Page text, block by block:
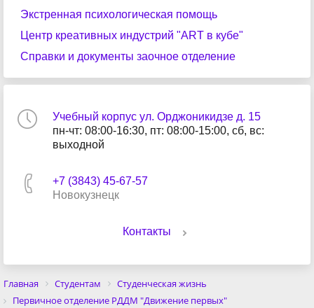
Экстренная психологическая помощь
Центр креативных индустрий "ART в кубе"
Справки и документы заочное отделение
Учебный корпус ул. Орджоникидзе д. 15
пн-чт: 08:00-16:30, пт: 08:00-15:00, сб, вс:
выходной
+7 (3843) 45-67-57
Новокузнецк
Контакты
Главная Студентам
Студенческая жизнь
Первичное отделение РДДМ "Движение первых"